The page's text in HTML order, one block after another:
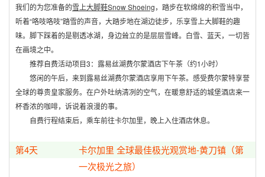
我们的为您准备的雪上大脚鞋Snow Shoeing，踏步在软绵绵的积雪当中，
听着“咯吱咯吱”踏雪的声音，大踏步地在湖边徒步，乐享雪上大脚鞋的趣
味。脚下踩着的是剔透冰湖，身边耸立的是层层雪峰。白雪、蓝天，一切皆
在画境之中。
推荐自费活动项目3：露易丝湖费尔蒙酒店下午茶（约1小时）
悠闲的午后，来到露易丝湖费尔蒙酒店享用下午茶。感受费尔蒙特享誉
全球的尊贵皇家服务。在户外吐纳清冽的空气，在暖意舒适的城堡酒店来一
杯香浓的咖啡，诉说着浪漫的事。
自费行程结束后，乘车前往卡尔加里，晚上入住酒店休息。
第4天
卡尔加里 全球最佳极光观赏地-黄刀镇（第
一次极光之旅）